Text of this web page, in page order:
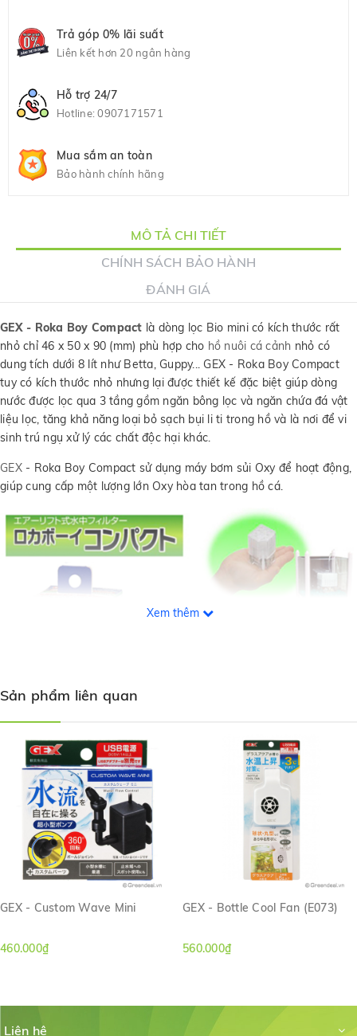
Trả góp 0% lãi suất
Liên kết hơn 20 ngân hàng
Hỗ trợ 24/7
Hotline:0907171571
Mua sắm an toàn
Bảo hành chính hãng
MÔ TẢ CHI TIẾT
CHÍNH SÁCH BẢO HÀNH
ĐÁNH GIÁ
GEX - Roka Boy Compact là dòng lọc Bio mini có kích thước rất
nhỏ chỉ 46 x 50 x 90 (mm) phù hợp cho hồ nuôi cá cảnh nhỏ có
dung tích dưới 8 lít như Betta, Guppy... GEX - Roka Boy Compact
tuy có kích thước nhỏ nhưng lại được thiết kế đặc biệt giúp dòng
nước được lọc qua 3 tầng gồm ngăn bông lọc và ngăn chứa đá vật
liệu lọc, tăng khả năng loại bỏ sạch bụi li ti trong hồ và là nơi để vi
sinh trú ngụ xử lý các chất độc hại khác.
GEX- Roka Boy Compact sử dụng máy bơm sủi Oxy để hoạt động,
giúp cung cấp một lượng lớn Oxy hòa tan trong hồ cá.
Xem thêm
Sản phẩm liên quan
GEX - Custom Wave Mini
460.000₫
GEX - Bottle Cool Fan (E073)
560.000₫
Liên hệ